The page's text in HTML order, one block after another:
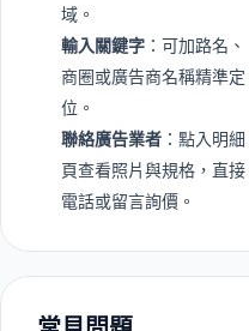
域。
輸入關鍵字 ：可加路名、
商圈或廣告商名稱精準定
位。
聯絡廣告業者 ：點入明細
頁查看照片與規格，直接
電話或留言詢價。